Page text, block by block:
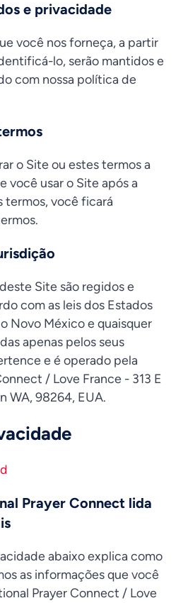
e privacidade
você nos forneça, a partir
lo, serão mantidos e
com nossa política de
o Site ou estes termos a
você usar o Site após a
termos, você ficará
Site são regidos e
com as leis dos Estados
Novo México e quaisquer
apenas pelos seus
e é operado pela
/ Love France - 313 E
WA, 98264, EUA.
Prayer Connect lida
abaixo explica como
as informações que você
Prayer Connect / Love